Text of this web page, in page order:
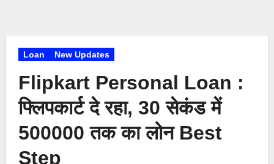
Loan New Updates
Flipkart Personal Loan :
फ्लिपकार्ट दे रहा, 30 सेकंड में
500000 तक का लोन Best
Step